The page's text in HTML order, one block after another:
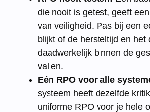
die nooit is getest, geeft
van veiligheid. Pas bij een
blijkt of de hersteltijd en het
daadwerkelijk binnen de
vallen.
Eén RPO voor alle
systeem heeft dezelfde
uniforme RPO voor je hele